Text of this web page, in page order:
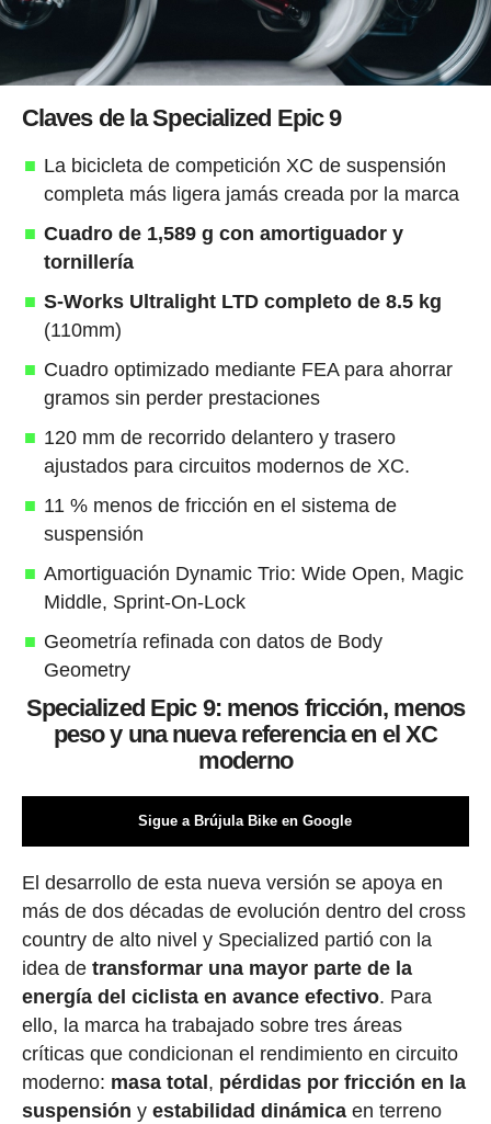
Claves de la Specialized Epic 9
La bicicleta de competición XC de suspensión
completa más ligera jamás creada por la marca
Cuadro de 1,589 g con amortiguador y
tornillería
S-Works Ultralight LTD completo de 8.5 kg
(110mm)
Cuadro optimizado mediante FEA para ahorrar
gramos sin perder prestaciones
120 mm de recorrido delantero y trasero
ajustados para circuitos modernos de XC.
11 % menos de fricción en el sistema de
suspensión
Amortiguación Dynamic Trio: Wide Open, Magic
Middle, Sprint-On-Lock
Geometría refinada con datos de Body
Geometry
Specialized Epic 9: menos fricción, menos
peso y una nueva referencia en el XC
moderno
Sigue a Brújula Bike en Google
El desarrollo de esta nueva versión se apoya en
más de dos décadas de evolución dentro del cross
country de alto nivel y Specialized partió con la
idea de transformar una mayor parte de la
energía del ciclista en avance efectivo. Para
ello, la marca ha trabajado sobre tres áreas
críticas que condicionan el rendimiento en circuito
moderno: masa total , pérdidas por fricción en la
suspensión y estabilidad dinámicaen terreno